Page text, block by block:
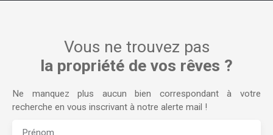
Vous ne trouvez pas
la propriété de vos rêves ?
Ne manquez plus aucun bien correspondant à votre
recherche en vous inscrivant à notre alerte mail !
Prénom